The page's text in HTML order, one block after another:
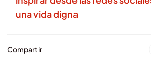
una vida digna
Compartir